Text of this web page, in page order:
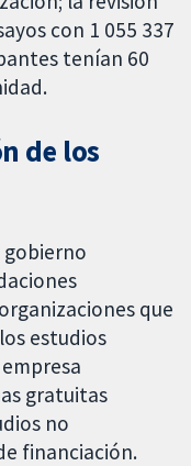
con 1 055 337
tenían 60
de los
gobierno
que
estudios
gratuitas
no
financiación.